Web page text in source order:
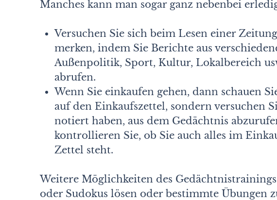
Manches kann man sogar ganz nebenbei
Versuchen Sie sich beim Lesen einer
merken, indem Sie Berichte aus
Außenpolitik, Sport, Kultur, Lokalbereich
abrufen.
Wenn Sie einkaufen gehen, dann schauen
auf den Einkaufszettel, sondern versuchen
notiert haben, aus dem Gedächtnis
kontrollieren Sie, ob Sie auch alles im
Zettel steht.
Weitere Möglichkeiten des
oder Sudokus lösen oder bestimmte Übungen